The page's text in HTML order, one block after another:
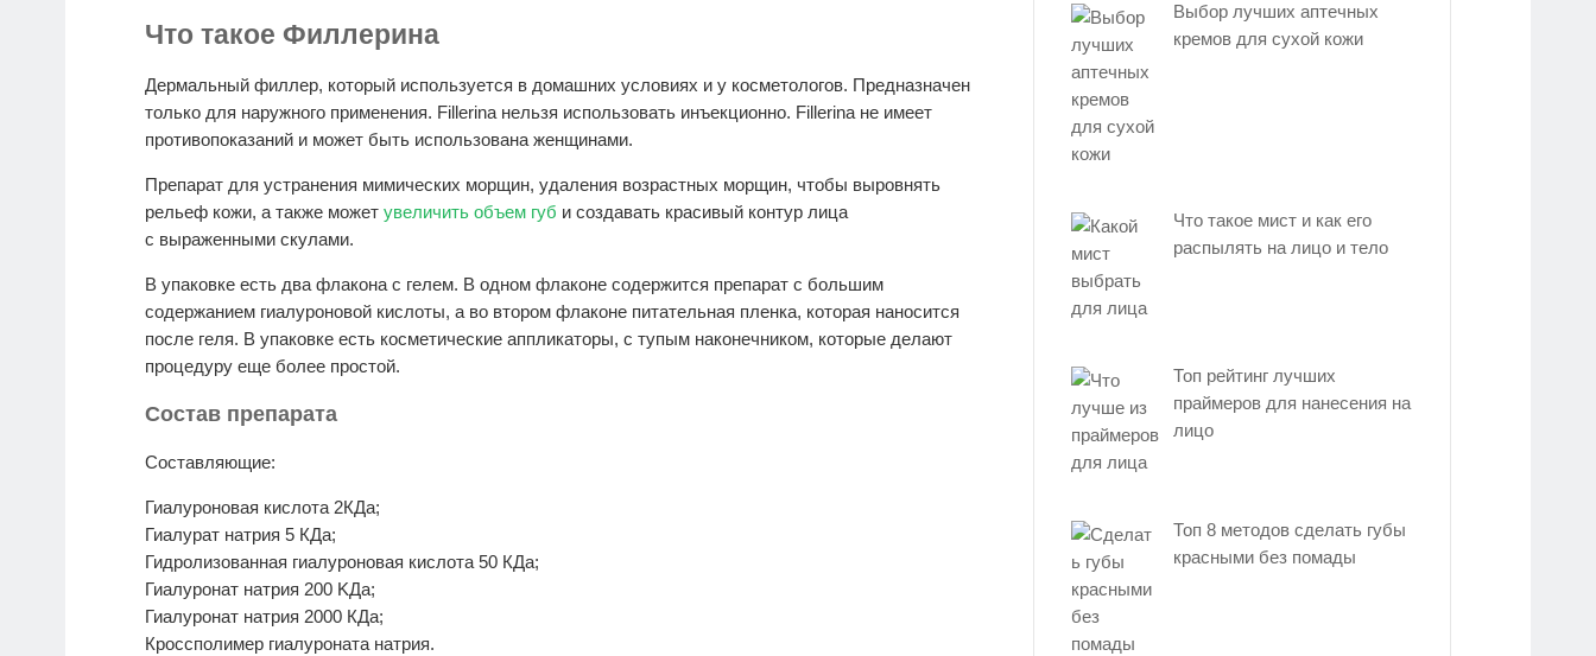
Что такое Филлерина
Дермальный филлер, который используется в домашних условиях и у косметологов. Предназначен
только для наружного применения. Fillerina нельзя использовать инъекционно. Fillerina не имеет
противопоказаний и может быть использована женщинами.
Препарат для устранения мимических морщин, удаления возрастных морщин, чтобы выровнять
рельеф кожи, а также может увеличить объем губ и создавать красивый контур лица
с выраженными скулами.
В упаковке есть два флакона с гелем. В одном флаконе содержится препарат с большим
содержанием гиалуроновой кислоты, а во втором флаконе питательная пленка, которая наносится
после геля. В упаковке есть косметические аппликаторы, с тупым наконечником, которые делают
процедуру еще более простой.
Состав препарата
Составляющие:
Гиалуроновая кислота 2КДа;
Гиалурат натрия 5 КДа;
Гидролизованная гиалуроновая кислота 50 КДа;
Гиалуронат натрия 200 KДа;
Гиалуронат натрия 2000 КДа;
Кроссполимер гиалуроната натрия.
Выбор лучших аптечных
кремов для сухой кожи
Что такое мист и как его
распылять на лицо и тело
Топ рейтинг лучших
праймеров для нанесения на
лицо
Топ 8 методов сделать губы
красными без помады